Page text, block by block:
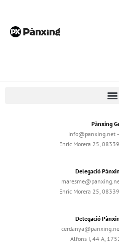
Pànxing
info@panxing.net
Enric Morera 25,
Delegació
Enric Morera 25,
Delegació
Alfons I, 44 A,